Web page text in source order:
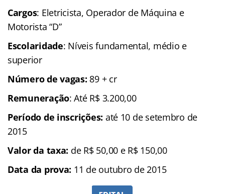
Cargos: Eletricista, Operador de Máquina e
Motorista “D”
Escolaridade: Níveis fundamental, médio e
superior
Número de vagas: 89 + cr
Remuneração: Até R$ 3.200,00
Período de inscrições: até 10 de setembro de
2015
Valor da taxa: de R$ 50,00 e R$ 150,00
Data da prova: 11 de outubro de 2015